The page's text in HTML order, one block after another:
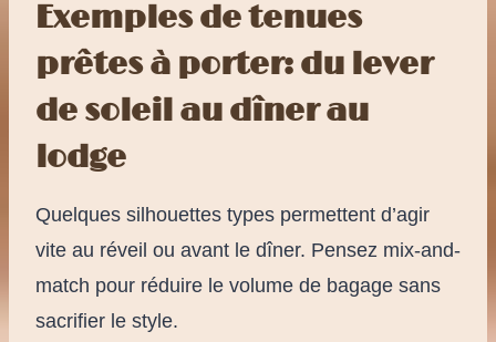
Exemples de tenues
prêtes à porter: du lever
de soleil au dîner au
lodge
Quelques silhouettes types permettent d’agir
vite au réveil ou avant le dîner. Pensez mix-and-
match pour réduire le volume de bagage sans
sacrifier le style.